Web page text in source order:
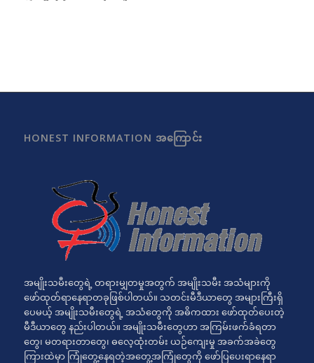
HONEST INFORMATION အကြောင်း
အမျိုးသမီးတွေရဲ့ တရားမျှတမှုအတွက် အမျိုးသမီး အသံများကို
ဖော်ထုတ်ရာနေရာတခုဖြစ်ပါတယ်။ သတင်းမီဒီယာတွေ အများကြီးရှိ
ပေမယ့် အမျိုးသမီးတွေရဲ့ အသံတွေကို အဓိကထား ဖော်ထုတ်ပေးတဲ့
မီဒီယာတွေ နည်းပါတယ်။ အမျိုးသမီးတွေဟာ အကြမ်းဖက်ခံရတာ
တွေ၊ မတရားတာတွေ၊ ဓလေ့ထုံးတမ်း ယဉ်ကျေးမှု အခက်အခဲတွေ
ကြားထဲမှာ ကြုံတွေ့နေရတဲ့အတွေ့အကြုံတွေကို ဖော်ပြပေးရာနေရာ